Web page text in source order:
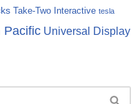
Take-Two Interactive tesla
Pacific Universal Display